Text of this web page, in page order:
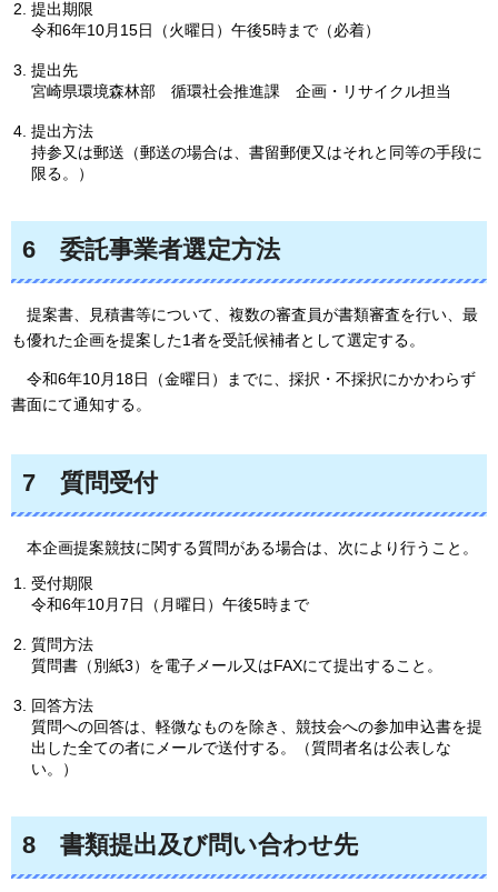
提出期限
令和6年10月15日（火曜日）午後5時まで（必着）
提出先
宮崎県環境森林部
循環社会推進課 企画・リサイクル担当
提出方法
持参又は郵送（郵送の場合は、書留郵便又はそれと同等の手段に
限る。）
6 委託事業者選定方法
提案書、見積書等について、複数の審査員が書類審査を行い、最
も優れた企画を提案した1者を受託候補者として選定する。
令和6年10月18日（金曜日）までに、採択・不採択にかかわらず
書面にて通知する。
7 質問受付
本企画提案競技に関する質問がある場合は、次により行うこと。
受付期限
令和6年10月7日（月曜日）午後5時まで
質問方法
質問書（別紙3）を電子メール又はFAXにて提出すること。
回答方法
質問への回答は、軽微なものを除き、競技会への参加申込書を提
出した全ての者にメールで送付する。（質問者名は公表しな
い。）
8 書類提出及び問い合わせ先